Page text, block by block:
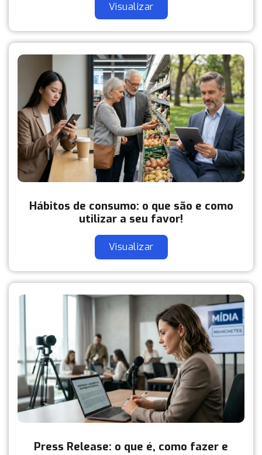
Visualizar
Hábitos de consumo: o que são e como
utilizar a seu favor!
Visualizar
Press Release: o que é, como fazer e